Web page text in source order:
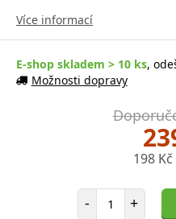
Více informací
E-shop skladem > 10 ks,
Možnosti dopravy
198
- Počet položek
+